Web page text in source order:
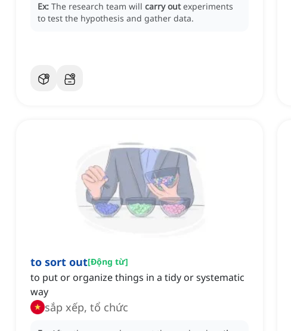
Ex: The research team will carry out experiments
to test the hypothesis and gather data.
to sort out[Động từ]
to put or organize things in a tidy or systematic
way
sắp xếp, tổ chức